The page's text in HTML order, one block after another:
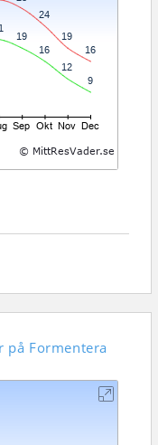
på Formentera